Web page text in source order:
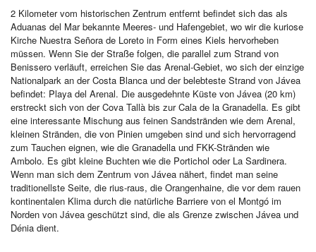
2 Kilometer vom historischen Zentrum entfernt befindet sich das als
Aduanas del Mar bekannte Meeres- und Hafengebiet, wo wir die kuriose
Kirche Nuestra Señora de Loreto in Form eines Kiels hervorheben
müssen. Wenn Sie der Straße folgen, die parallel zum Strand von
Benissero verläuft, erreichen Sie das Arenal-Gebiet, wo sich der einzige
Nationalpark an der Costa Blanca und der belebteste Strand von Jávea
befindet: Playa del Arenal. Die ausgedehnte Küste von Jávea (20 km)
erstreckt sich von der Cova Tallà bis zur Cala de la Granadella. Es gibt
eine interessante Mischung aus feinen Sandstränden wie dem Arenal,
kleinen Stränden, die von Pinien umgeben sind und sich hervorragend
zum Tauchen eignen, wie die Granadella und FKK-Stränden wie
Ambolo. Es gibt kleine Buchten wie die Portichol oder La Sardinera.
Wenn man sich dem Zentrum von Jávea nähert, findet man seine
traditionellste Seite, die rius-raus, die Orangenhaine, die vor dem rauen
kontinentalen Klima durch die natürliche Barriere von el Montgó im
Norden von Jávea geschützt sind, die als Grenze zwischen Jávea und
Dénia dient.